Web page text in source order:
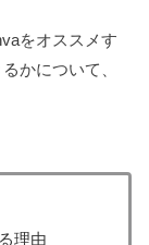
をオススメす
かについて、
理由